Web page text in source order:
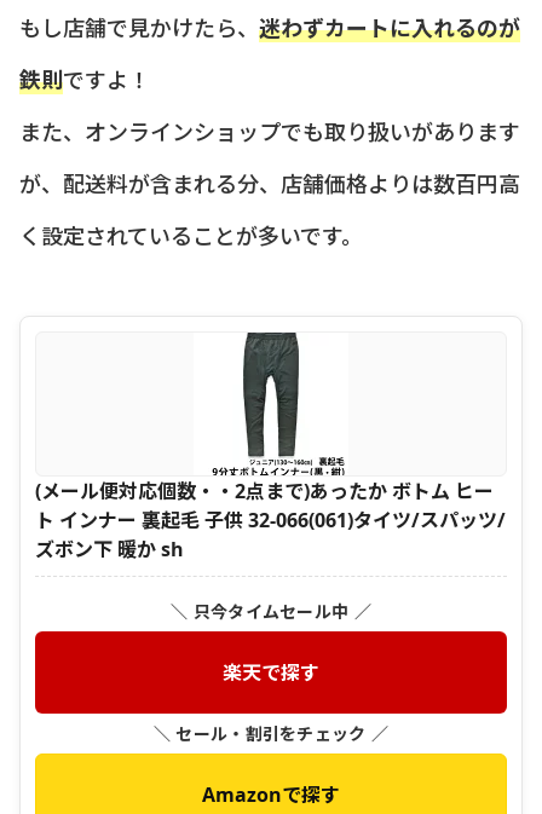
もし店舗で見かけたら、 迷わずカートに入れるのが
鉄則ですよ！
また、オンラインショップでも取り扱いがあります
が、配送料が含まれる分、店舗価格よりは数百円高
く設定されていることが多いです。
(メール便対応個数・・2点まで)あったか ボトム ヒー
ト インナー 裏起毛 子供 32-066(061)タイツ/スパッツ/
ズボン下 暖か sh
＼ 只今タイムセール中 ／
楽天で探す
＼ セール・割引をチェック ／
Amazonで探す